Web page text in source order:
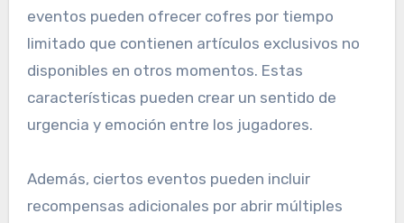
eventos pueden ofrecer cofres por tiempo
limitado que contienen artículos exclusivos no
disponibles en otros momentos. Estas
características pueden crear un sentido de
urgencia y emoción entre los jugadores.
Además, ciertos eventos pueden incluir
recompensas adicionales por abrir múltiples